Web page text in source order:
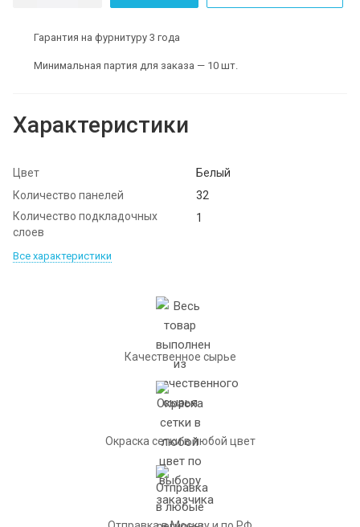
Гарантия на фурнитуру 3 года
Минимальная партия для заказа — 10 шт.
Характеристики
Цвет
Белый
Количество панелей
32
Количество подкладочных
слоев
1
Все характеристики
Качественное сырье
Окраска сетки в любой цвет